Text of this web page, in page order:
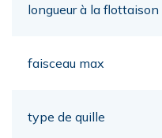
longueur à la flottaison
faisceau max
type de quille